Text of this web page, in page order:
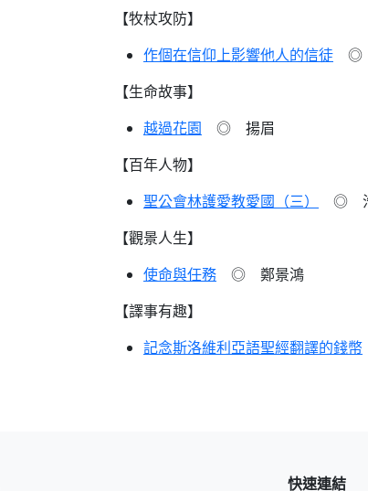
【牧杖攻防】
作個在信仰上影響他人的信徒 ◎
【生命故事】
越過花園 ◎ 揚眉
【百年人物】
聖公會林護愛教愛國（三）
◎
【觀景人生】
使命與任務 ◎ 鄭景鴻
【譯事有趣】
記念斯洛維利亞語聖經翻譯的錢幣
快速連結